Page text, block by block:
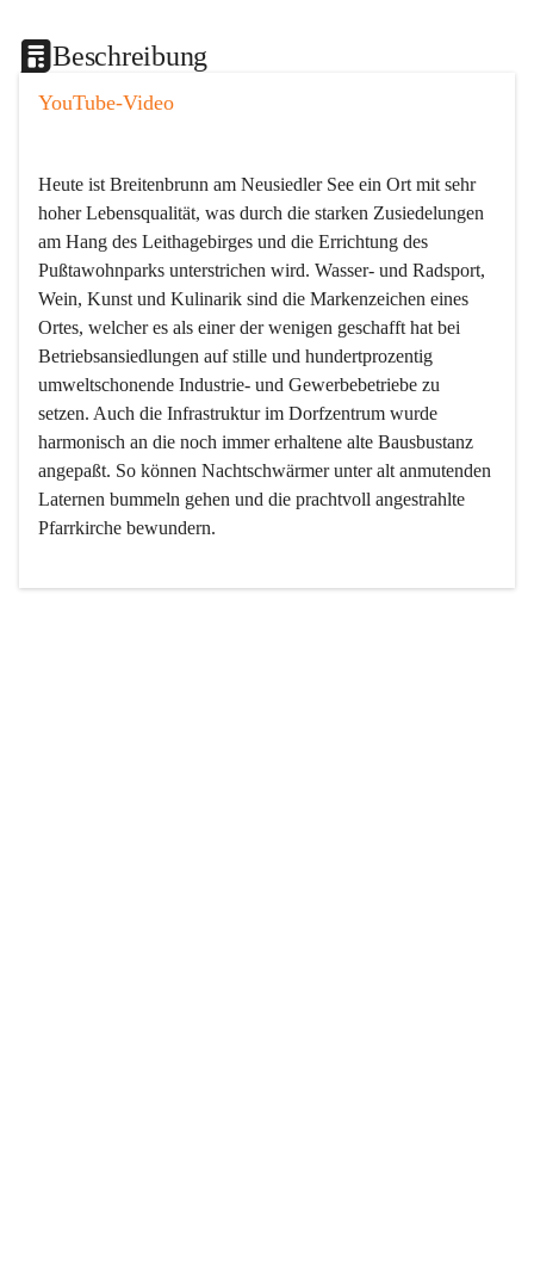
Beschreibung
YouTube-Video
Heute ist Breitenbrunn am Neusiedler See ein Ort mit sehr
hoher Lebensqualität, was durch die starken Zusiedelungen
am Hang des Leithagebirges und die Errichtung des
Pußtawohnparks unterstrichen wird. Wasser- und Radsport,
Wein, Kunst und Kulinarik sind die Markenzeichen eines
Ortes, welcher es als einer der wenigen geschafft hat bei
Betriebsansiedlungen auf stille und hundertprozentig
umweltschonende Industrie- und Gewerbebetriebe zu
setzen. Auch die Infrastruktur im Dorfzentrum wurde
harmonisch an die noch immer erhaltene alte Bausbustanz
angepaßt. So können Nachtschwärmer unter alt anmutenden
Laternen bummeln gehen und die prachtvoll angestrahlte
Pfarrkirche bewundern.
Der Weinbau dominert heute nicht mehr, ist aber integrativer